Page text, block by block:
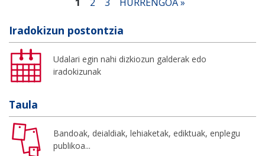
Iradokizun postontzia
Udalari egin nahi dizkiozun galderak edo
iradokizunak
Taula
Bandoak, deialdiak, lehiaketak, ediktuak, enplegu
publikoa...